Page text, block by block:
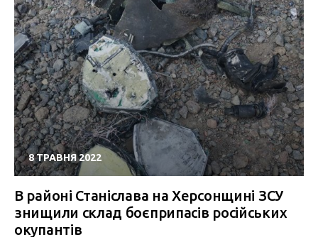
8 ТРАВНЯ 2022
В районі Станіслава на Херсонщині ЗСУ
знищили склад боєприпасів російських
окупантів